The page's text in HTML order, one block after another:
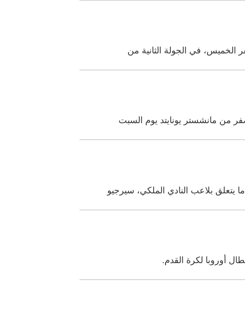
بلاعب النادي الملكي، سيرجيو
أوروبا لكرة القدم.